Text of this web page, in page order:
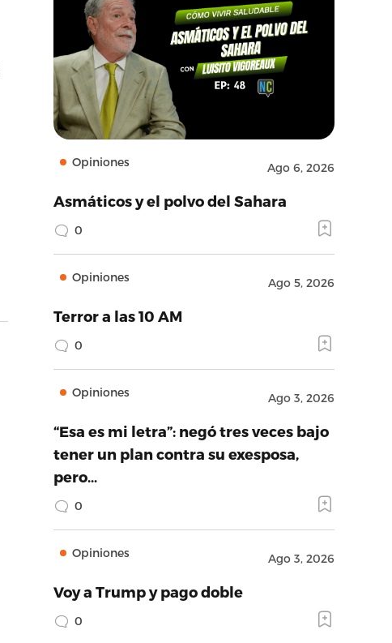
Opiniones Ago 6, 2026
Asmáticos y el polvo del Sahara
0
Opiniones Ago 5, 2026
Terror a las 10 AM
0
Opiniones Ago 3, 2026
“Esa es mi letra”: negó tres veces bajo
tener un plan contra su exesposa,
pero…
0
Opiniones Ago 3, 2026
Voy a Trump y pago doble
0